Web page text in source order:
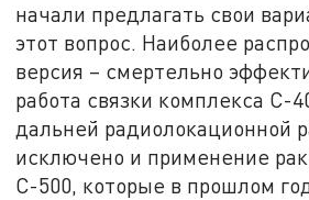
начали предлагать свои
этот вопрос. Наиболее
версия – смертельно
работа связки комплекса С-
дальней радиолокационной
исключено и применение
С-500, которые в прошлом